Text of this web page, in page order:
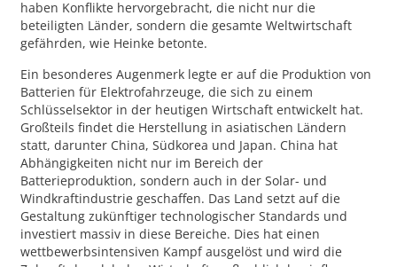
haben Konflikte hervorgebracht, die nicht nur die
beteiligten Länder, sondern die gesamte Weltwirtschaft
gefährden, wie Heinke betonte.
Ein besonderes Augenmerk legte er auf die Produktion von
Batterien für Elektrofahrzeuge, die sich zu einem
Schlüsselsektor in der heutigen Wirtschaft entwickelt hat.
Großteils findet die Herstellung in asiatischen Ländern
statt, darunter China, Südkorea und Japan. China hat
Abhängigkeiten nicht nur im Bereich der
Batterieproduktion, sondern auch in der Solar- und
Windkraftindustrie geschaffen. Das Land setzt auf die
Gestaltung zukünftiger technologischer Standards und
investiert massiv in diese Bereiche. Dies hat einen
wettbewerbsintensiven Kampf ausgelöst und wird die